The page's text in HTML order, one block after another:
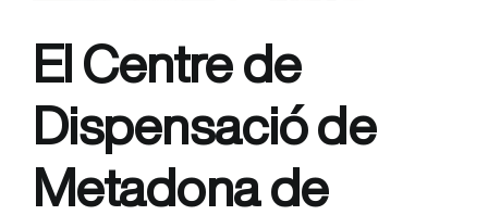
El Centre de
Dispensació de
Metadona de